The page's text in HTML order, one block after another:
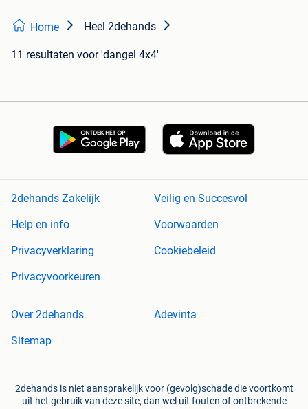
Home Heel 2dehands
11 resultaten voor 'dangel 4x4'
2dehands Zakelijk
Veilig en Succesvol
Help en info
Voorwaarden
Privacyverklaring
Cookiebeleid
Privacyvoorkeuren
Over 2dehands
Adevinta
Sitemap
2dehands is niet aansprakelijk voor (gevolg)schade die voortkomt
uit het gebruik van deze site, dan wel uit fouten of ontbrekende